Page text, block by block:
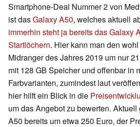
Smartphone-Deal Nummer 2 von
ist dasGalaxy A50, welches aktuell
immerhin steht ja bereits das Galaxy
Startlöchern. Hier kann man den
Midranger des Jahres 2019 um nur
mit 128 GB Speicher und offenbar in
Farbvarianten, zumindest laut
hier hilft ein Blick in die
um das Angebot zu bewerten.
A50 bereits um etwa 250 Euro, der